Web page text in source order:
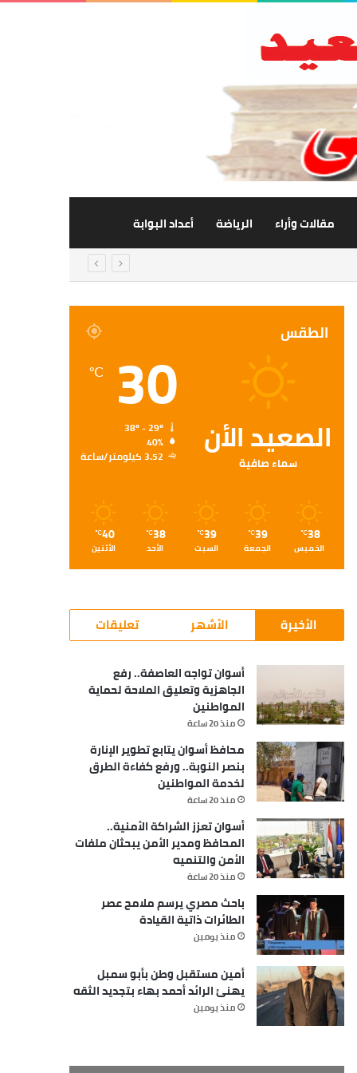
مقالات وأراء الرياضة أعداد البوابة
الطقس
الصعيد الأن
سماء صافية
30
℃
40%
3.52 كيلومتر/ساعة
38
℃
الخميس
39
℃
الجمعة
39
℃
السبت
38
℃
الأحد
40
℃
الأثنين
الأخيرة الأشهر تعليقات
أسوان تواجه العاصفة.. رفع
الجاهزية وتعليق الملاحة لحماية
المواطنين
منذ 20 ساعة
محافظ أسوان يتابع تطوير الإنارة
بنصر النوبة.. ورفع كفاءة الطرق
لخدمة المواطنين
منذ 20 ساعة
أسوان تعزز الشراكة الأمنية..
المحافظ ومدير الأمن يبحثان ملفات
الأمن والتنميه
منذ 20 ساعة
باحث مصري يرسم ملامح عصر
الطائرات ذاتية القيادة
منذ يومين
أمين مستقبل وطن بأبو سمبل
يهنئ الرائد أحمد بهاء بتجديد الثقه
منذ يومين